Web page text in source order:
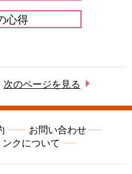
心得
次のページを見る
お問い合わせ
クについて